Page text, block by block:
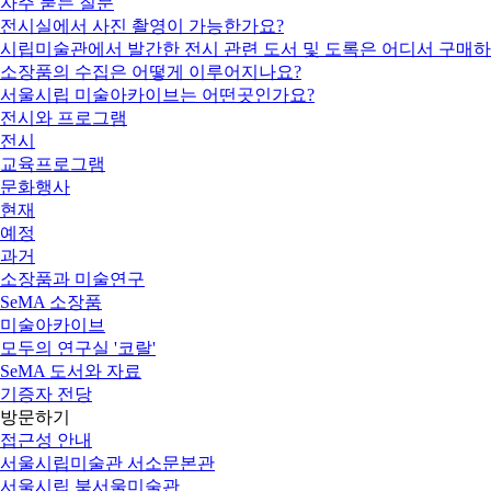
전시실에서 사진 촬영이 가능한가요?
시립미술관에서 발간한 전시 관련 도서 및 도록은 어디서 구매
소장품의 수집은 어떻게 이루어지나요?
서울시립 미술아카이브는 어떤곳인가요?
전시와 프로그램
전시
교육프로그램
문화행사
현재
예정
과거
소장품과 미술연구
SeMA 소장품
미술아카이브
모두의 연구실 '코랄'
SeMA 도서와 자료
기증자 전당
방문하기
접근성 안내
서울시립미술관 서소문본관
서울시립 북서울미술관